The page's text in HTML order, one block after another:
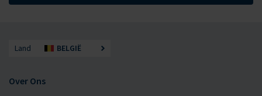
Land BELGIË
Over Ons